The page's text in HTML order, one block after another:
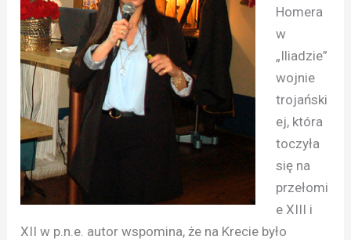
Homera
w
„Iliadzie”
wojnie
trojański
ej, która
toczyła
się na
przełomi
e XIII i
XII w p.n.e. autor wspomina, że na Krecie było